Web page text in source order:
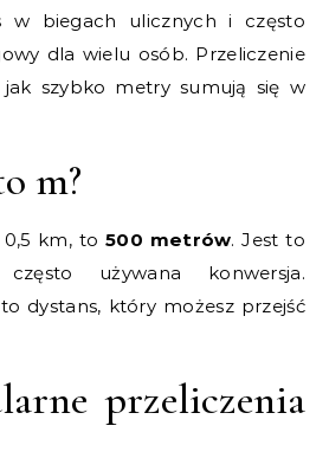
w biegach ulicznych i często
dla wielu osób. Przeliczenie
szybko metry sumują się w
m?
0,5 km, to500 metrów. Jest to
używana konwersja.
dystans, który możesz przejść
przeliczenia